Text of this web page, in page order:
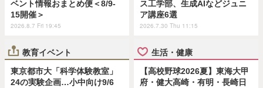
ベント情報おまとめ便＜8/9-
15開催＞
2026.8.7 Fri 19:45
ス工学部、生成AIなどジュニ
ア講座6選
2026.7.30 Thu 11:15
教育イベント
東京都市大「科学体験教室」
24の実験企画…小中向け9/6
生活・健康
【高校野球2026夏】東海大甲
府・健大高崎・有明・長崎日